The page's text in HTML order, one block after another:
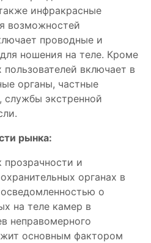
инфракрасные
возможностей
проводные и
ношения на теле. Кроме
включает в
органы, частные
службы экстренной
рынка:
и
органах в
о
на теле камер в
неправомерного
основным фактором